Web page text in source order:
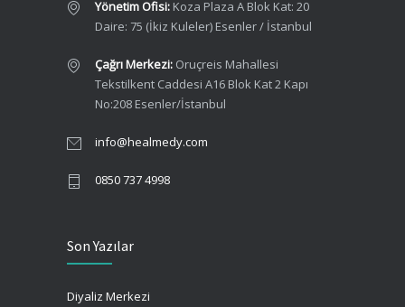
Yönetim Ofisi: Koza Plaza A Blok Kat: 20
Daire: 75 (İkiz Kuleler) Esenler / İstanbul
Çağrı Merkezi: Oruçreis Mahallesi
Tekstilkent Caddesi A16 Blok Kat 2 Kapı
No:208 Esenler/İstanbul
info@healmedy.com
0850 737 4998
Son Yazılar
Diyaliz Merkezi